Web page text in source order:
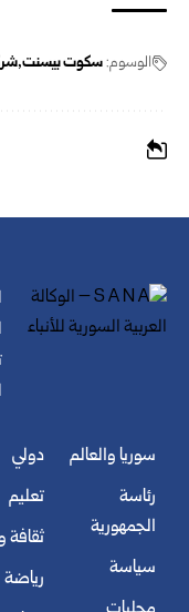
الوسوم:سكوت بيسنت
سوريا والعالم
رئاسة
الجمهورية
سياسة
دولي
تعليم
ثقافة
رياضة